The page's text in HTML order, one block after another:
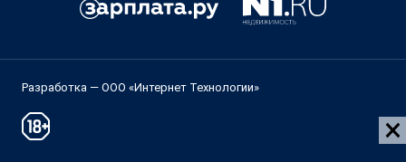
Разработка — ООО «Интернет Технологии»